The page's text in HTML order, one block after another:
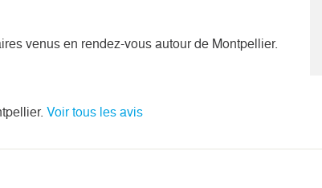
venus en rendez-vous autour de Montpellier.
Voir tous les avis